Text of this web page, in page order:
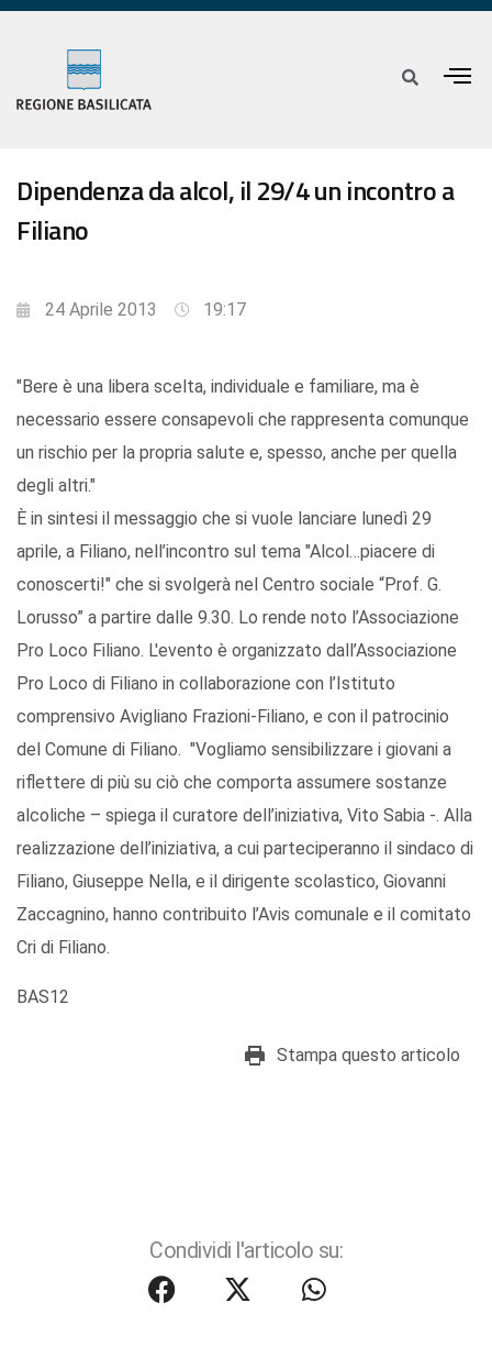
Dipendenza da alcol, il 29/4 un incontro a
Filiano
24 Aprile 2013 19:17
"Bere è una libera scelta, individuale e familiare, ma è
necessario essere consapevoli che rappresenta comunque
un rischio per la propria salute e, spesso, anche per quella
degli altri."
È in sintesi il messaggio che si vuole lanciare lunedì 29
aprile, a Filiano, nell’incontro sul tema "Alcol…piacere di
conoscerti!" che si svolgerà nel Centro sociale “Prof. G.
Lorusso” a partire dalle 9.30. Lo rende noto l’Associazione
Pro Loco Filiano. L'evento è organizzato dall’Associazione
Pro Loco di Filiano in collaborazione con l’Istituto
comprensivo Avigliano Frazioni-Filiano, e con il patrocinio
del Comune di Filiano. "Vogliamo sensibilizzare i giovani a
riflettere di più su ciò che comporta assumere sostanze
alcoliche – spiega il curatore dell’iniziativa, Vito Sabia -. Alla
realizzazione dell’iniziativa, a cui parteciperanno il sindaco di
Filiano, Giuseppe Nella, e il dirigente scolastico, Giovanni
Zaccagnino, hanno contribuito l’Avis comunale e il comitato
Cri di Filiano.
BAS12
Stampa questo articolo
Condividi l'articolo su: